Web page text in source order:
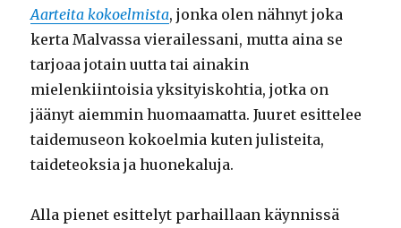
Aarteita kokoelmista, jonka olen nähnyt joka
kerta Malvassa vierailessani, mutta aina se
tarjoaa jotain uutta tai ainakin
mielenkiintoisia yksityiskohtia, jotka on
jäänyt aiemmin huomaamatta. Juuret esittelee
taidemuseon kokoelmia kuten julisteita,
taideteoksia ja huonekaluja.
Alla pienet esittelyt parhaillaan käynnissä